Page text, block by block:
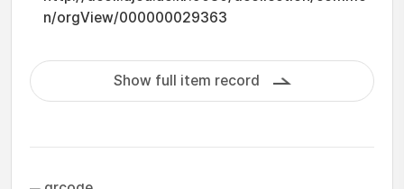
n/orgView/000000029363
Show full item record